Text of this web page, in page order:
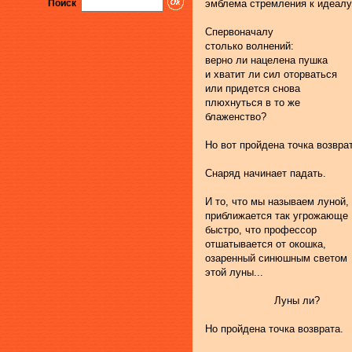
Поиск
эмблема стремления к
Спервоначалу
столько волнений:
верно ли нацелена пушка
и хватит ли сил оторваться
или придется снова
плюхнуться в то же
блаженство?
Но вот пройдена точка
Снаряд начинает падать.
И то, что мы называем луной,
приближается так угрожающе
быстро, что профессор
отшатывается от окошка,
озаренный синюшным светом
этой луны...
                      Луны ли?
Но пройдена точка возврата.